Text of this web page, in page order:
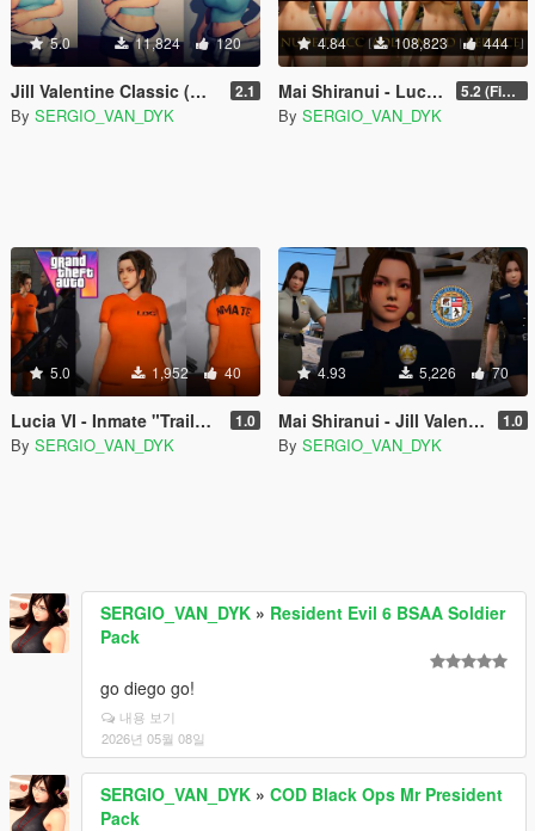
5.0 11,824 120
Jill Valentine Classic (Mai Shiranui) [Add-On Ped | Replace] KoF SNK - Resident Evil 3: Nemesis 2.1
By SERGIO_VAN_DYK
4.84 108,823 444
Mai Shiranui - Lucia VI - Jill Valentine | Nude/Thicc [Add-On Ped | Replace] Resident Evil - DOA 5.2 (Final)
By SERGIO_VAN_DYK
5.0 1,952 40
Lucia VI - Inmate "Trailer 1" (GTA 6) [Add-On Ped | Replace] 1.0
By SERGIO_VAN_DYK
4.93 5,226 70
Mai Shiranui - Jill Valentine - Police Officer - Sheriff [Replace] 1.0
By SERGIO_VAN_DYK
SERGIO_VAN_DYK » Resident Evil 6 BSAA Soldier
Pack
go diego go!
내용 보기
2026년 05월 08일
SERGIO_VAN_DYK » COD Black Ops Mr President
Pack